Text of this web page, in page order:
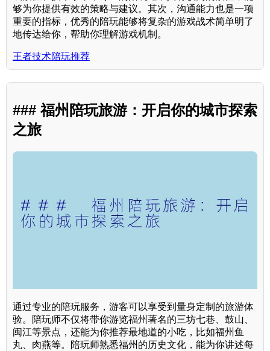
够为你提供有效的策略与建议。其次，沟通能力也是一项
重要的指标，优秀的陪玩能够将复杂的游戏战术简单明了
地传达给你，帮助你理解游戏机制。
王者技术陪玩推荐
### 福州陪玩旅游：开启你的城市探索
之旅
通过专业的陪玩服务，游客可以享受到量身定制的旅游体
验。陪玩师不仅将带你游览福州著名的三坊七巷、鼓山、
闽江等景点，还能为你推荐最地道的小吃，比如福州鱼
丸、肉燕等。陪玩师熟悉福州的历史文化，能为你讲述每